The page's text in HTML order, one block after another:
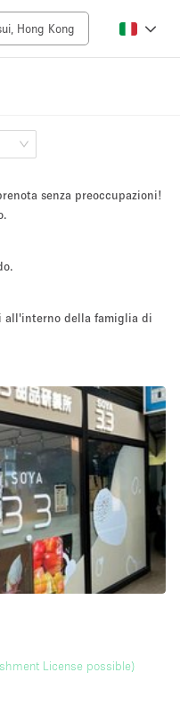
5000+ sq ft
artistico
Ufficio
Acquista
Condividi
senza preoccupazioni!
all'interno della famiglia di
License possible)